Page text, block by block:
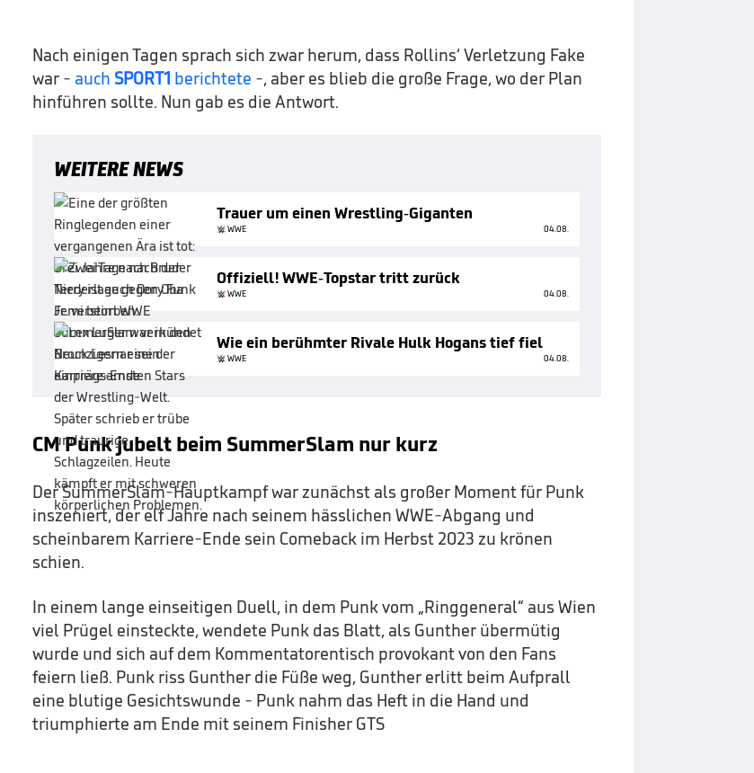
Nach einigen Tagen sprach sich zwar herum, dass Rollins‘ Verletzung Fake
war - auch SPORT1 berichtete -, aber es blieb die große Frage, wo der Plan
hinführen sollte. Nun gab es die Antwort.
WEITERE NEWS
Trauer um einen Wrestling-Giganten
WWE 04.08.
Offiziell! WWE-Topstar tritt zurück
WWE 04.08.
Wie ein berühmter Rivale Hulk Hogans tief fiel
WWE 04.08.
CM Punk jubelt beim SummerSlam nur kurz
Der SummerSlam-Hauptkampf war zunächst als großer Moment für Punk
inszeniert, der elf Jahre nach seinem hässlichen WWE-Abgang und
scheinbarem Karriere-Ende sein Comeback im Herbst 2023 zu krönen
schien.
In einem lange einseitigen Duell, in dem Punk vom „Ringgeneral“ aus Wien
viel Prügel einsteckte, wendete Punk das Blatt, als Gunther übermütig
wurde und sich auf dem Kommentatorentisch provokant von den Fans
feiern ließ. Punk riss Gunther die Füße weg, Gunther erlitt beim Aufprall
eine blutige Gesichtswunde - Punk nahm das Heft in die Hand und
triumphierte am Ende mit seinem Finisher GTS